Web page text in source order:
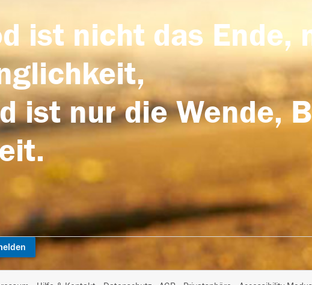
ist nicht das Ende,
ist nur die Wende,